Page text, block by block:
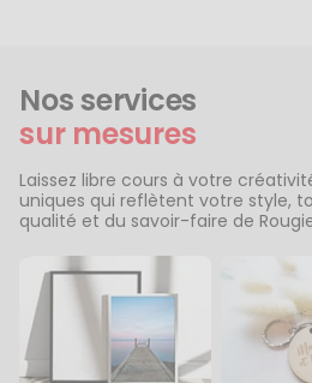
Nos services
sur mesures
Laissez libre cours à votre
uniques qui reflètent votre style,
qualité et du savoir-faire de